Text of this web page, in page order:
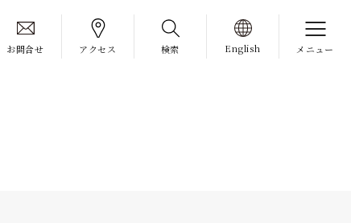
お問合せ アクセス 検索 English メニュー